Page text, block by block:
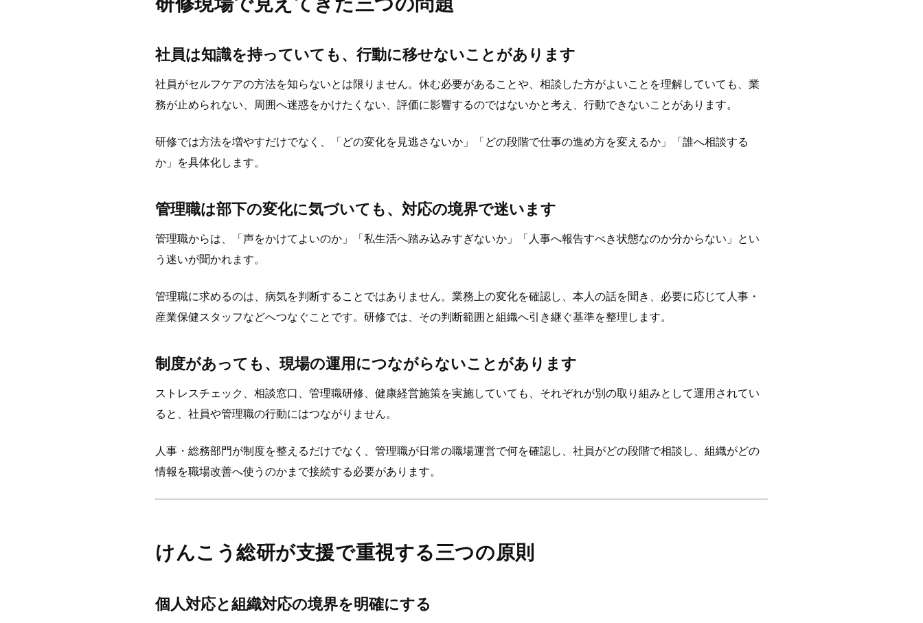
社員は知識を持っていても、行動に移せないことがあります
社員がセルフケアの方法を知らないとは限りません。休む必要があることや、相談した方がよいことを理解していても、業
務が止められない、周囲へ迷惑をかけたくない、評価に影響するのではないかと考え、行動できないことがあります。
研修では方法を増やすだけでなく、「どの変化を見逃さないか」「どの段階で仕事の進め方を変えるか」「誰へ相談する
か」を具体化します。
管理職は部下の変化に気づいても、対応の境界で迷います
管理職からは、「声をかけてよいのか」「私生活へ踏み込みすぎないか」「人事へ報告すべき状態なのか分からない」とい
う迷いが聞かれます。
管理職に求めるのは、病気を判断することではありません。業務上の変化を確認し、本人の話を聞き、必要に応じて人事・
産業保健スタッフなどへつなぐことです。研修では、その判断範囲と組織へ引き継ぐ基準を整理します。
制度があっても、現場の運用につながらないことがあります
ストレスチェック、相談窓口、管理職研修、健康経営施策を実施していても、それぞれが別の取り組みとして運用されてい
ると、社員や管理職の行動にはつながりません。
人事・総務部門が制度を整えるだけでなく、管理職が日常の職場運営で何を確認し、社員がどの段階で相談し、組織がどの
情報を職場改善へ使うのかまで接続する必要があります。
けんこう総研が支援で重視する三つの原則
個人対応と組織対応の境界を明確にする